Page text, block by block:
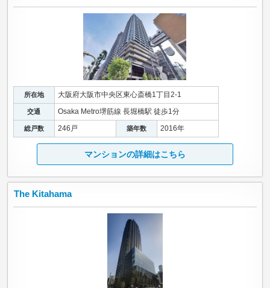
所在地 大阪府大阪市中央区東心斎橋1丁目2-1
交通 Osaka Metro堺筋線 長堀橋駅 徒歩1分
総戸数 246戸 築年数 2016年
マンションの詳細はこちら
The Kitahama